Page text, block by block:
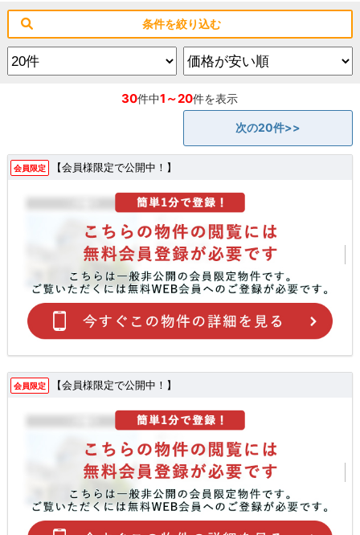
条件を絞り込む
30件中1～20件を表示
次の20件>>
会員限定 【会員様限定で公開中！】
会員限定 【会員様限定で公開中！】